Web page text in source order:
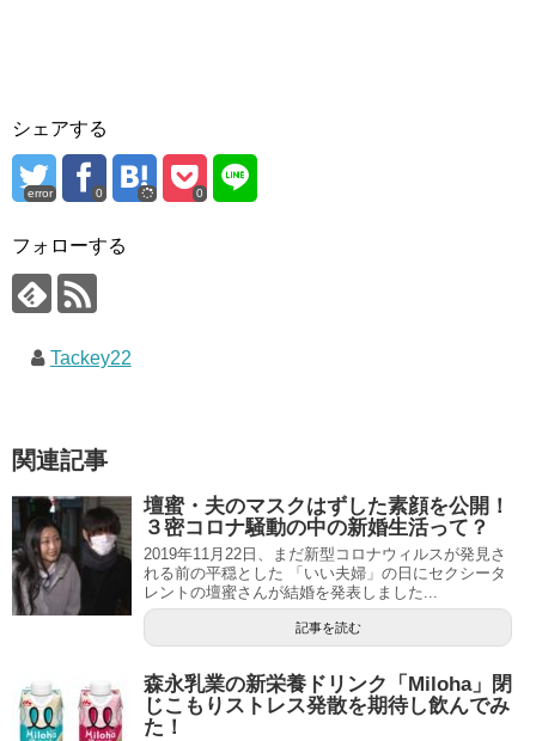
シェアする
error 0 0
フォローする
Tackey22
関連記事
壇蜜・夫のマスクはずした素顔を公開！
３密コロナ騒動の中の新婚生活って？
2019年11月22日、まだ新型コロナウィルスが発見さ
れる前の平穏とした 「いい夫婦」の日にセクシータ
レントの壇蜜さんが結婚を発表しました...
記事を読む
森永乳業の新栄養ドリンク「Miloha」閉
じこもりストレス発散を期待し飲んでみ
た！